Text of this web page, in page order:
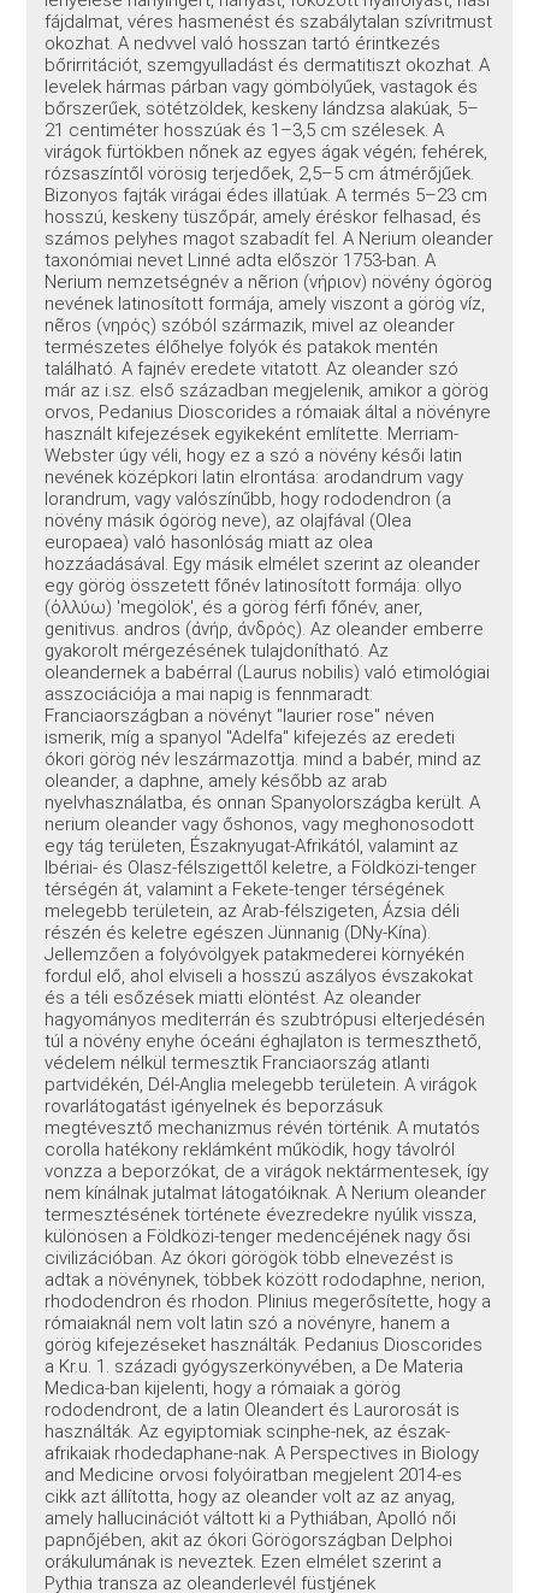
fájdalmat, véres hasmenést és szabálytalan szívritmust
okozhat. A nedvvel való hosszan tartó érintkezés
bőrirritációt, szemgyulladást és dermatitiszt okozhat. A
levelek hármas párban vagy gömbölyűek, vastagok és
bőrszerűek, sötétzöldek, keskeny lándzsa alakúak, 5–
21 centiméter hosszúak és 1–3,5 cm szélesek. A
virágok fürtökben nőnek az egyes ágak végén; fehérek,
rózsaszíntől vörösig terjedőek, 2,5–5 cm átmérőjűek.
Bizonyos fajták virágai édes illatúak. A termés 5–23 cm
hosszú, keskeny tüszőpár, amely éréskor felhasad, és
számos pelyhes magot szabadít fel. A Nerium oleander
taxonómiai nevet Linné adta először 1753-ban. A
Nerium nemzetségnév a nẽrion (νήριον) növény ógörög
nevének latinosított formája, amely viszont a görög víz,
nẽros (νηρός) szóból származik, mivel az oleander
természetes élőhelye folyók és patakok mentén
található. A fajnév eredete vitatott. Az oleander szó
már az i.sz. első században megjelenik, amikor a görög
orvos, Pedanius Dioscorides a rómaiak által a növényre
használt kifejezések egyikeként említette. Merriam-
Webster úgy véli, hogy ez a szó a növény késői latin
nevének középkori latin elrontása: arodandrum vagy
lorandrum, vagy valószínűbb, hogy rododendron (a
növény másik ógörög neve), az olajfával (Olea
europaea) való hasonlóság miatt az olea
hozzáadásával. Egy másik elmélet szerint az oleander
egy görög összetett főnév latinosított formája: οllyo
(ὀλλύω) 'megölök', és a görög férfi főnév, aner,
genitivus. andros (ἀνήρ, ἀνδρός). Az oleander emberre
gyakorolt mérgezésének tulajdonítható. Az
oleandernek a babérral (Laurus nobilis) való etimológiai
asszociációja a mai napig is fennmaradt:
Franciaországban a növényt "laurier rose" néven
ismerik, míg a spanyol "Adelfa" kifejezés az eredeti
ókori görög név leszármazottja. mind a babér, mind az
oleander, a daphne, amely később az arab
nyelvhasználatba, és onnan Spanyolországba került. A
nerium oleander vagy őshonos, vagy meghonosodott
egy tág területen, Északnyugat-Afrikától, valamint az
Ibériai- és Olasz-félszigettől keletre, a Földközi-tenger
térségén át, valamint a Fekete-tenger térségének
melegebb területein, az Arab-félszigeten, Ázsia déli
részén és keletre egészen Jünnanig (DNy-Kína).
Jellemzően a folyóvölgyek patakmederei környékén
fordul elő, ahol elviseli a hosszú aszályos évszakokat
és a téli esőzések miatti elöntést. Az oleander
hagyományos mediterrán és szubtrópusi elterjedésén
túl a növény enyhe óceáni éghajlaton is termeszthető,
védelem nélkül termesztik Franciaország atlanti
partvidékén, Dél-Anglia melegebb területein. A virágok
rovarlátogatást igényelnek és beporzásuk
megtévesztő mechanizmus révén történik. A mutatós
corolla hatékony reklámként működik, hogy távolról
vonzza a beporzókat, de a virágok nektármentesek, így
nem kínálnak jutalmat látogatóiknak. A Nerium oleander
termesztésének története évezredekre nyúlik vissza,
különösen a Földközi-tenger medencéjének nagy ősi
civilizációban. Az ókori görögök több elnevezést is
adtak a növénynek, többek között rododaphne, nerion,
rhododendron és rhodon. Plinius megerősítette, hogy a
rómaiaknál nem volt latin szó a növényre, hanem a
görög kifejezéseket használták. Pedanius Dioscorides
a Kr.u. 1. századi gyógyszerkönyvében, a De Materia
Medica-ban kijelenti, hogy a rómaiak a görög
rododendront, de a latin Oleandert és Laurorosát is
használták. Az egyiptomiak scinphe-nek, az észak-
afrikaiak rhodedaphane-nak. A Perspectives in Biology
and Medicine orvosi folyóiratban megjelent 2014-es
cikk azt állította, hogy az oleander volt az az anyag,
amely hallucinációt váltott ki a Pythiában, Apolló női
papnőjében, akit az ókori Görögországban Delphoi
orákulumának is neveztek. Ezen elmélet szerint a
Pythia transza az oleanderlevél füstjének